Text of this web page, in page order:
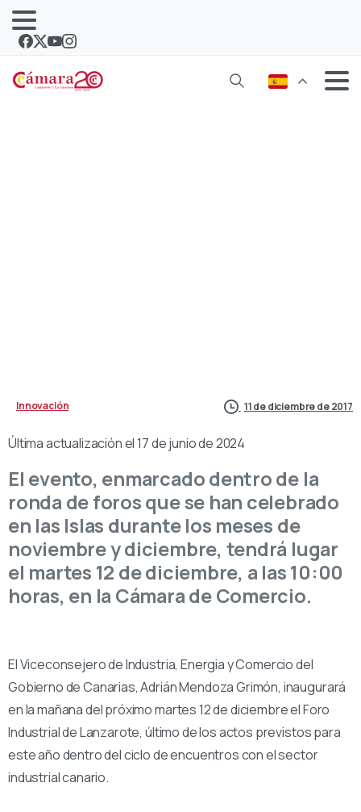
Innovación 11 de diciembre de 2017
Última actualización el 17 de junio de 2024
El evento, enmarcado dentro de la
ronda de foros que se han celebrado
en las Islas durante los meses de
noviembre y diciembre, tendrá lugar
el martes 12 de diciembre, a las 10:00
horas, en la Cámara de Comercio.
El Viceconsejero de Industria, Energia y Comercio del
Gobierno de Canarias, Adrián Mendoza Grimón, inaugurará
en la mañana del próximo martes 12 de diciembre el Foro
Industrial de Lanzarote, último de los actos previstos para
este año dentro del ciclo de encuentros con el sector
industrial canario.